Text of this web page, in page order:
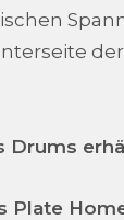
Drums
Plate